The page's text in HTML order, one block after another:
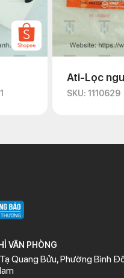
Ati-Lọc
SKU: 1110629
VĂN PHÒNG
Quang Bửu, Phường Bình